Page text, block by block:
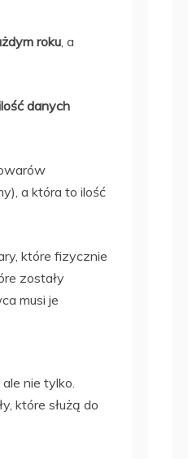
roku , a
danych
a która to ilość
które fizycznie
zostały
musi je
nie tylko.
które służą do